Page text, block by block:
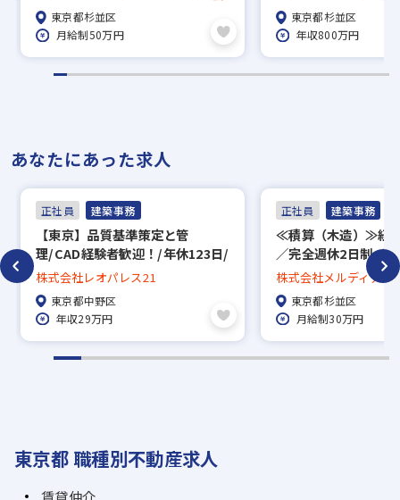
い。応募の秘密は厳守いたします。
社 東京都杉並区
月給制50万円
勤無し
社 東京都杉並区
年収800万円
あなたにあった求人
正社員 建築事務
【東京】品質基準策定と管
理/CAD経験者歓迎！/年休123日/
福利厚生充実◎/プライム市場
株式会社レオパレス21
東京都中野区
年収29万円
正社員 建築事務
≪積算（木造）≫経
／完全週休2日制／
厚生あり
株式会社メルディア
東京都杉並区
月給制30万円
東京都 職種別不動産求人